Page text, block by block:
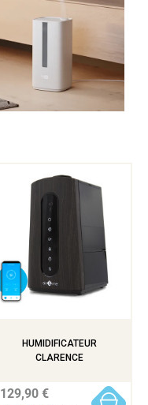
HUMIDIFICATEUR
CLARENCE
129,90 €